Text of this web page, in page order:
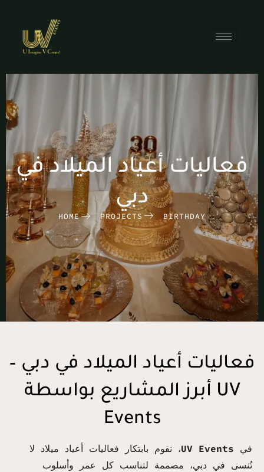
فعاليات أعياد الميلاد في
دبي
HOME PROJECTS BIRTHDAY
فعاليات أعياد الميلاد في دبي –
أبرز المشاريع بواسطة UV
Events
في UV Events، نقوم بابتكار فعاليات أعياد ميلاد لا
تُنسى في دبي، مصممة لتناسب كل عمر وأسلوب